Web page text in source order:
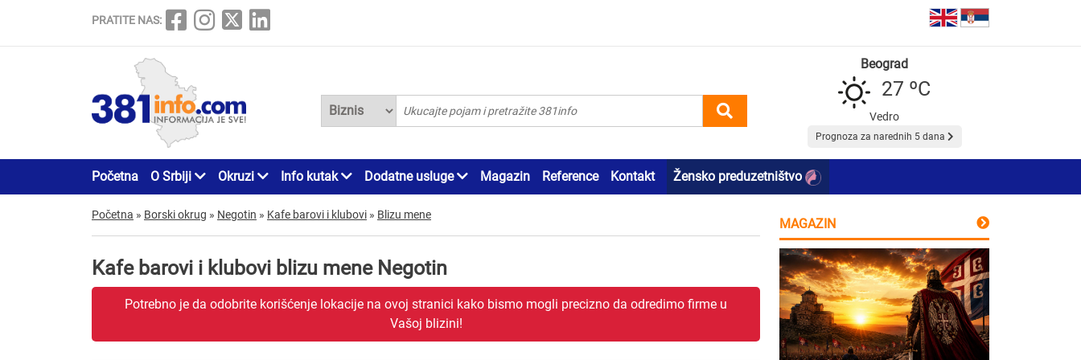
PRATITE NAS:
Beograd
27 ºC
Vedro
Prognoza za narednih 5 dana
Početna O Srbiji Okruzi Info kutak Dodatne usluge Magazin Reference Kontakt Žensko preduzetništvo
Početna » Borski okrug » Negotin » Kafe barovi i klubovi » Blizu mene
Kafe barovi i klubovi blizu mene Negotin
Potrebno je da odobrite korišćenje lokacije na ovoj stranici kako bismo mogli precizno da odredimo firme u
Vašoj blizini!
MAGAZIN